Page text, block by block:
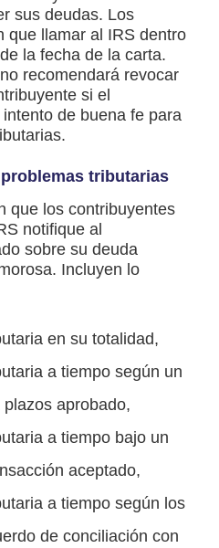
sus deudas. Los
que llamar al IRS dentro
la fecha de la carta.
recomendará revocar
si el
de buena fe para
tributarias
que los contribuyentes
notifique al
sobre su deuda
Incluyen lo
en su totalidad,
a tiempo según un
aprobado,
a tiempo bajo un
aceptado,
a tiempo según los
de conciliación con